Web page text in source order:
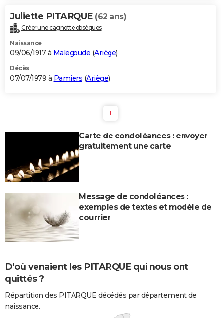
Juliette PITARQUE (62 ans)
Créer une cagnotte obsèques
Naissance
09/06/1917 à Malegoude (Ariège)
Décès
07/07/1979 à Pamiers (Ariège)
1
Carte de condoléances : envoyer
gratuitement une carte
Message de condoléances :
exemples de textes et modèle de
courrier
D'où venaient les PITARQUE qui nous ont
quittés ?
Répartition des PITARQUE décédés par département de
naissance.